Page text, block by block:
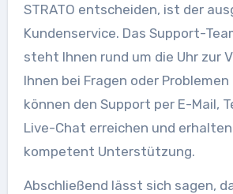
STRATO entscheiden, ist der
Kundenservice. Das Support-
steht Ihnen rund um die Uhr zur
Ihnen bei Fragen oder
können den Support per E-Mail,
Live-Chat erreichen und
kompetent Unterstützung.
Abschließend lässt sich sagen,